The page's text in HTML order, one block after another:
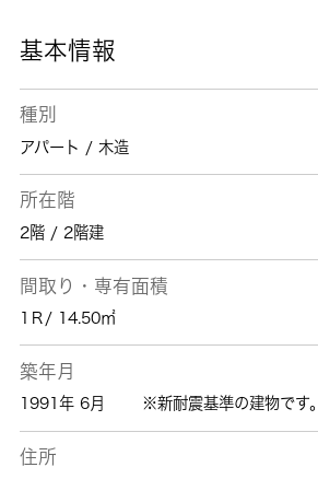
基本情報
種別
アパート / 木造
所在階
2階 / 2階建
間取り・専有面積
1Ｒ/ 14.50㎡
築年月
1991年 6月 ※新耐震基準の建物です。
住所